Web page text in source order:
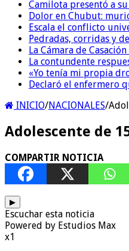
Camilota presentó a
Dolor en Chubut:
Escala el conflicto
Pedradas, corridas y
La Cámara de
La contundente
«Yo tenía mi propia
Declaró el enfermero
INICIO/NACIONALES/
Adolescente de
COMPARTIR NOTICIA
▶
Escuchar esta noticia
Powered by Estudios Max
x1